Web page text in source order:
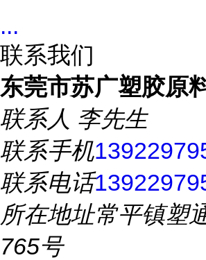
...
联系我们
东莞市苏广塑胶原
联系人 李先生
联系手机
联系电话
所在地址常平镇塑
765号